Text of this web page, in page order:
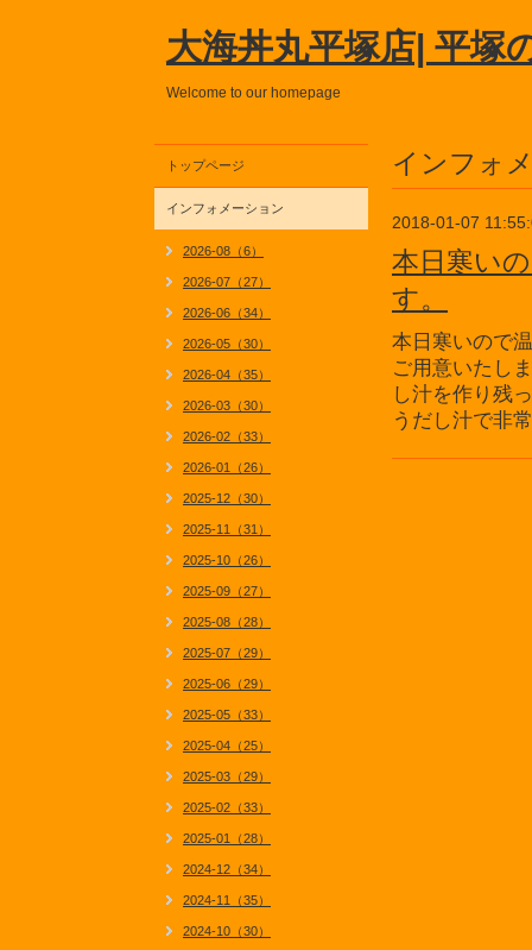
大海丼丸平塚店| 平塚
Welcome to our homepage
インフォ
2018-01-07
本日寒い
す。
本日寒いので
ご用意いたし
し汁を作り残
うだし汁で非
トップページ
インフォメーション
2026-08（6）
2026-07（27）
2026-06（34）
2026-05（30）
2026-04（35）
2026-03（30）
2026-02（33）
2026-01（26）
2025-12（30）
2025-11（31）
2025-10（26）
2025-09（27）
2025-08（28）
2025-07（29）
2025-06（29）
2025-05（33）
2025-04（25）
2025-03（29）
2025-02（33）
2025-01（28）
2024-12（34）
2024-11（35）
2024-10（30）